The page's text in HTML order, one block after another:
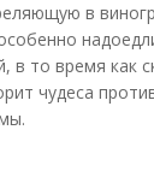
в
в то время как
чудеса